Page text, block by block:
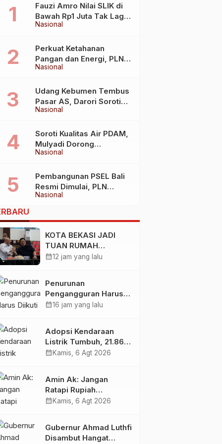
Nasional
Fauzi Amro Nilai SLIK di
Bawah Rp1 Juta Tak Lagi
Hambat Akses Rumah
Nasional
Perkuat Ketahanan
Pangan dan Energi, PLN
Jalin Kerja Sama Strategis
Kelautan dan Perikanan
Nasional
Udang Kebumen Tembus
Pasar AS, Darori Soroti
Dampaknya bagi Warga
Nasional
Soroti Kualitas Air PDAM,
Mulyadi Dorong
Standardisasi Lewat RUU
Nasional
Pembangunan PSEL Bali
Resmi Dimulai, PLN
Dukung Penuh
Pengelolaan Sampah Jadi
Energi Listrik
KOTA BEKASI JADI
TUAN RUMAH
KEJURNAS MUAY THAI
calendar_month12 jam yang lalu
Penurunan
Pengangguran Harus
Diikuti Peningkatan
calendar_month16 jam yang lalu
Adopsi Kendaraan
Listrik Tumbuh, 21.865
Pelanggan Baru
pada Semester I 2026
calendar_month Kamis, 6 Agt 2026
Amin Ak: Jangan
Ratapi Rupiah
Melemah, Perkuat
calendar_month Kamis, 6 Agt 2026
Gubernur Ahmad Luthfi
Disambut Hangat